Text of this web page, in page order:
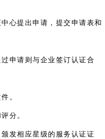
心提出申请，提交申请表和
申请则与企业签订认证合
。
分。
发相应星级的服务认证证